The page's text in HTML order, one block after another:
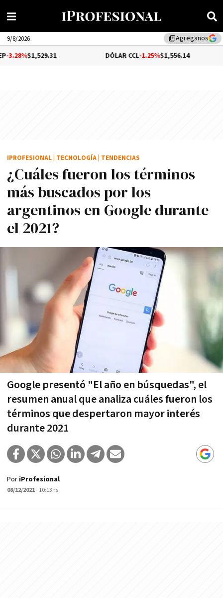
library_addAgreganos
9/8/2026
-1.25%$1,556.14
¿Cuáles fueron los términos
más buscados por los
argentinos en Google durante
el 2021?
Google presentó "El año en búsquedas", el
resumen anual que analiza cuáles fueron los
términos que despertaron mayor interés
durante 2021
IPROFESIONAL TECNOLOGÍA TENDENCIAS
Por iProfesional
08/12/2021- 10:13hs